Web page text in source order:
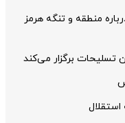
منطقه و تنگه هرمز
تسلیحات برگزار می‌کند